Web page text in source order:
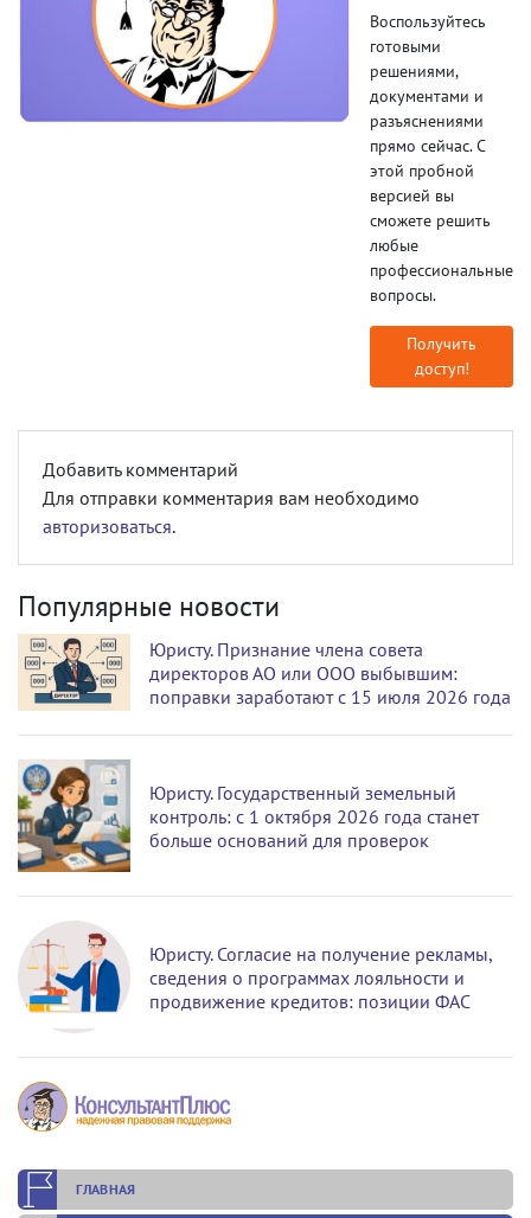
Воспользуйтесь
готовыми
решениями,
документами и
разъяснениями
прямо сейчас. С
этой пробной
версией вы
сможете решить
любые
профессиональные
вопросы.
Получить
доступ!
Добавить комментарий
Для отправки комментария вам необходимо
авторизоваться.
Популярные новости
Юристу. Признание члена совета
директоров АО или ООО выбывшим:
поправки заработают с 15 июля 2026 года
Юристу. Государственный земельный
контроль: с 1 октября 2026 года станет
больше оснований для проверок
Юристу. Согласие на получение рекламы,
сведения о программах лояльности и
продвижение кредитов: позиции ФАС
ГЛАВНАЯ